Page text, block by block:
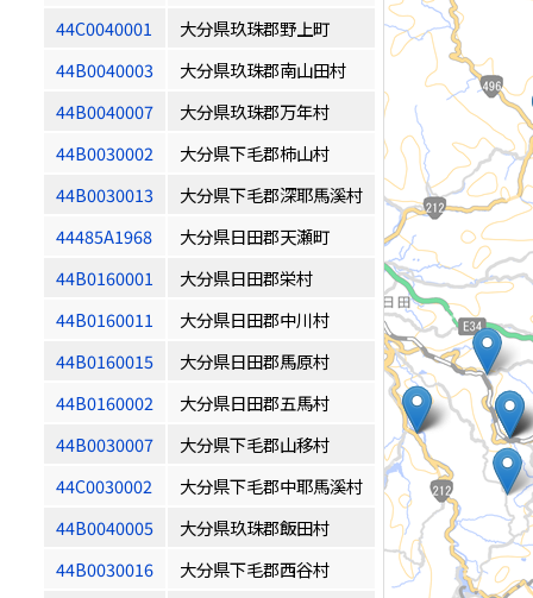
44C0040001
大分県玖珠郡野上町
44B0040003
大分県玖珠郡南山田村
44B0040007
大分県玖珠郡万年村
44B0030002
大分県下毛郡柿山村
44B0030013
大分県下毛郡深耶馬溪村
44485A1968
大分県日田郡天瀬町
44B0160001
大分県日田郡栄村
44B0160011
大分県日田郡中川村
44B0160015
大分県日田郡馬原村
44B0160002
大分県日田郡五馬村
44B0030007
大分県下毛郡山移村
44C0030002
大分県下毛郡中耶馬溪村
44B0040005
大分県玖珠郡飯田村
44B0030016
大分県下毛郡西谷村